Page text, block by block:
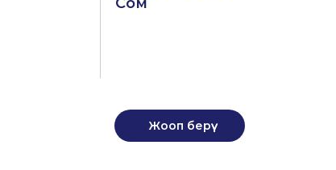
Жооп берүү